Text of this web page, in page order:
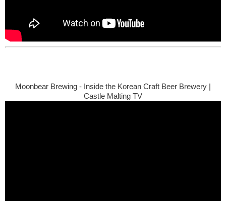
Moonbear Brewing - Inside the Korean Craft Beer Brewery |
Castle Malting TV